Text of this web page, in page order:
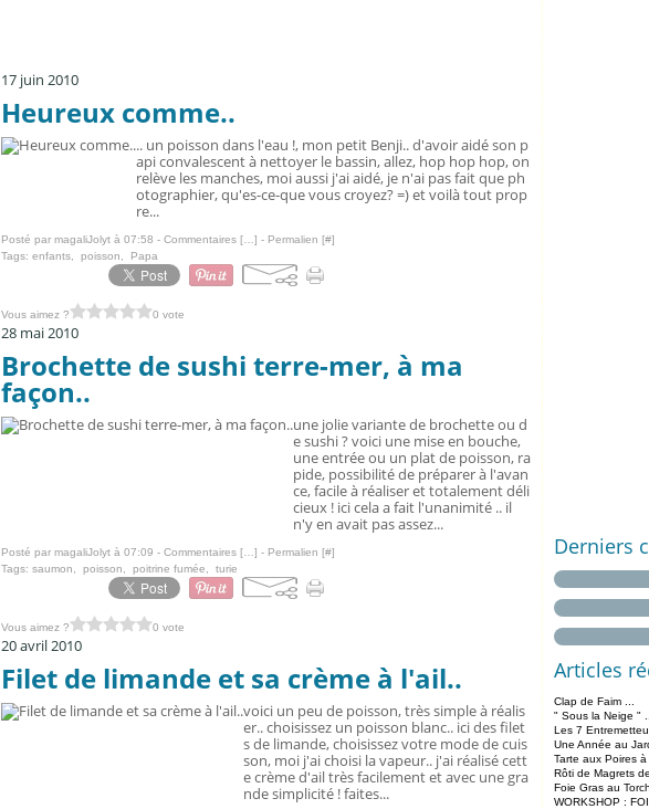
17 juin 2010
Heureux comme..
.. un poisson dans l'eau !, mon petit Benji.. d'avoir aidé son p
api convalescent à nettoyer le bassin, allez, hop hop hop, on
relève les manches, moi aussi j'ai aidé, je n'ai pas fait que ph
otographier, qu'es-ce-que vous croyez? =) et voilà tout prop
re...
Posté par magaliJolyt à 07:58 - Commentaires [ ] - Permalien [#]
Tags: enfants poisson Papa
Vous aimez ? 0 vote
28 mai 2010
Brochette de sushi terre-mer, à ma
façon..
une jolie variante de brochette ou d
e sushi ? voici une mise en bouche,
une entrée ou un plat de poisson, ra
pide, possibilité de préparer à l'avan
ce, facile à réaliser et totalement déli
cieux ! ici cela a fait l'unanimité .. il
n'y en avait pas assez...
Posté par magaliJolyt à 07:09 - Commentaires [ ] - Permalien [#]
Tags: saumon poisson poitrine fumée turie
Vous aimez ? 0 vote
20 avril 2010
Filet de limande et sa crème à l'ail..
voici un peu de poisson, très simple à réalis
er.. choisissez un poisson blanc.. ici des filet
s de limande, choisissez votre mode de cuis
son, moi j'ai choisi la vapeur.. j'ai réalisé cett
e crème d'ail très facilement et avec une gra
nde simplicité ! faites...
Derniers
Articles
Clap de Faim ...
" Sous la Neige " ...
Les 7
Une Année au
Tarte aux Poires
Rôti de Magrets
Foie Gras au
WORKSHOP :